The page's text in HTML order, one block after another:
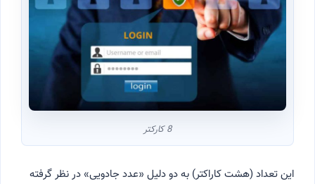
8 کارکتر
این تعداد (هشت کاراکتر) به دو دلیل «عدد جادویی» در نظر گرفته